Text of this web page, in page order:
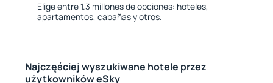
Elige entre 1.3 millones de opciones: hoteles,
apartamentos, cabañas y otros.
Najczęściej wyszukiwane hotele przez
użytkowników eSky